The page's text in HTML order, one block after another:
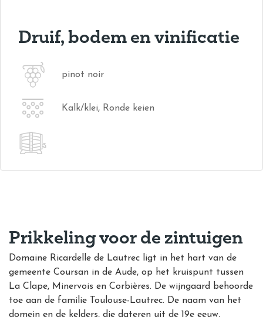
Druif, bodem en vinificatie
pinot noir
Kalk/klei, Ronde keien
Prikkeling voor de zintuigen
Domaine Ricardelle de Lautrec ligt in het hart van de
gemeente Coursan in de Aude, op het kruispunt tussen
La Clape, Minervois en Corbières. De wijngaard
behoorde
toe aan de familie Toulouse-Lautrec. De naam van het
domein en de kelders, die dateren uit de 19e eeuw,